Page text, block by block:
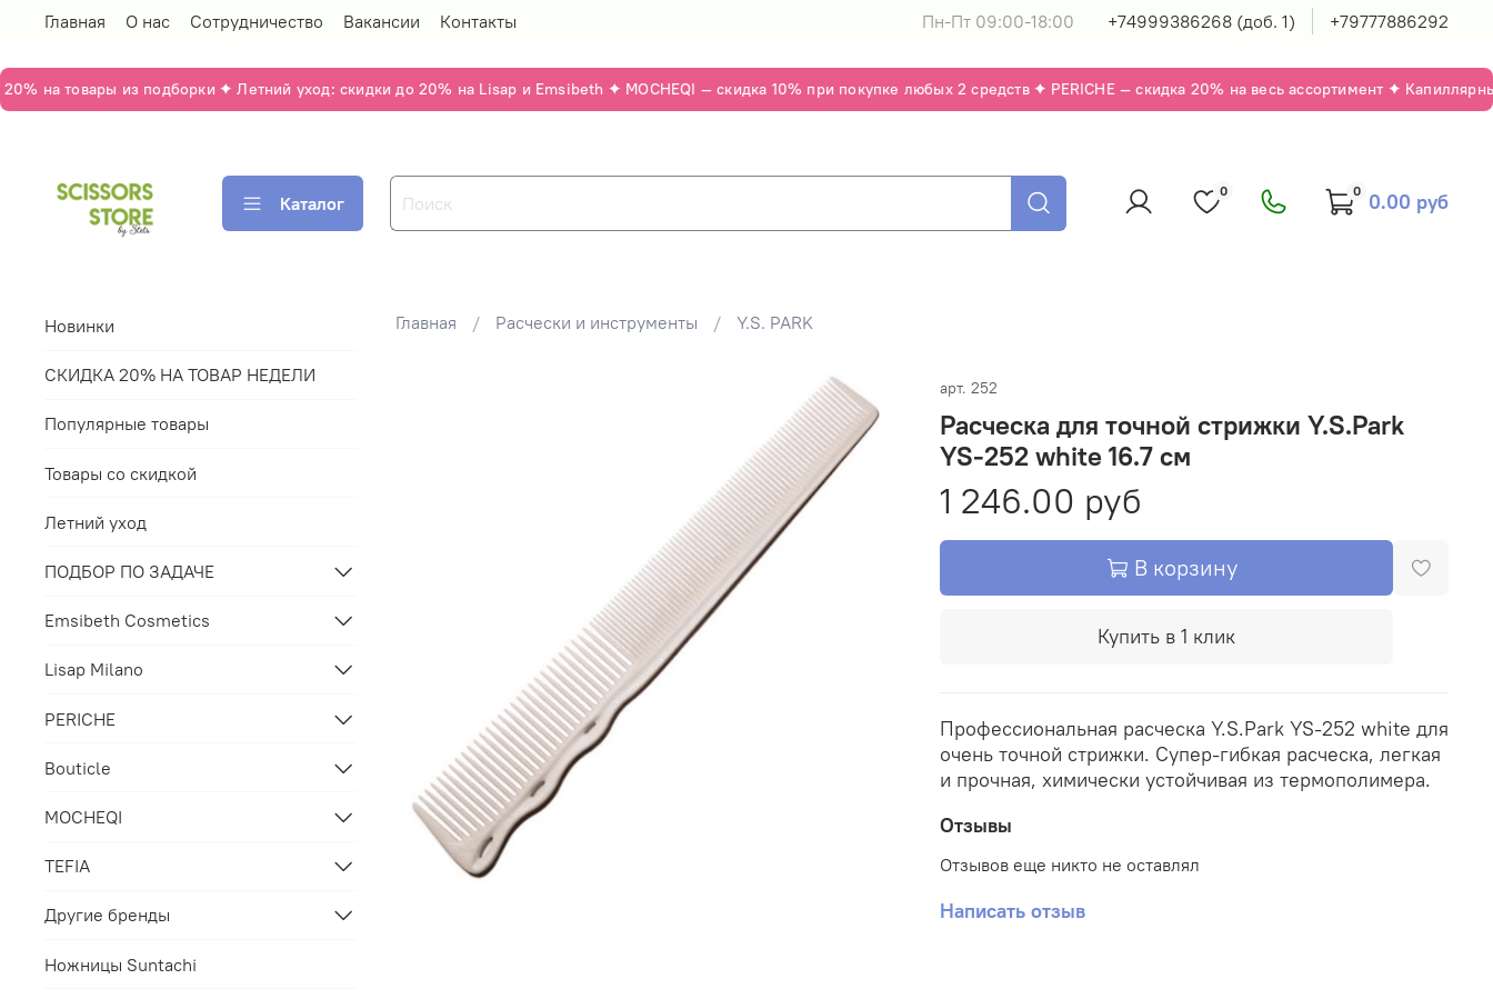
Главная О нас Сотрудничество Вакансии Контакты Пн-Пт 09:00-18:00 +74999386268 (доб. 1) +79777886292
на товары из подборки ✦ Летний уход: скидки до 20% на Lisap и Emsibeth ✦ MOCHEQI — скидка 10% при покупке любых 2 средств ✦ PERICHE — скидка 20% на весь ассортимент ✦
Каталог
0 0 0.00 руб
Главная Расчески и инструменты Y.S. PARK
арт. 252
Расческа для точной стрижки Y.S.Park
YS-252 white 16.7 см
1 246.00 руб
В корзину
Купить в 1 клик
Профессиональная расческа Y.S.Park YS-252 white для
очень точной стрижки. Супер-гибкая расческа, легкая
и прочная, химически устойчивая из термополимера.
Отзывы
Отзывов еще никто не оставлял
Написать отзыв
Новинки
СКИДКА 20% НА ТОВАР НЕДЕЛИ
Популярные товары
Товары со скидкой
Летний уход
ПОДБОР ПО ЗАДАЧЕ
Emsibeth Cosmetics
Lisap Milano
PERICHE
Bouticle
MOCHEQI
TEFIA
Другие бренды
Ножницы Suntachi